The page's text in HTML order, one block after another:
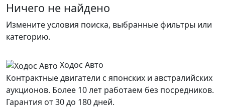
Ничего не найдено
Измените условия поиска, выбранные фильтры или
категорию.
Ходос Авто
Контрактные двигатели с японских и австралийских
аукционов. Более 10 лет работаем без посредников.
Гарантия от 30 до 180 дней.